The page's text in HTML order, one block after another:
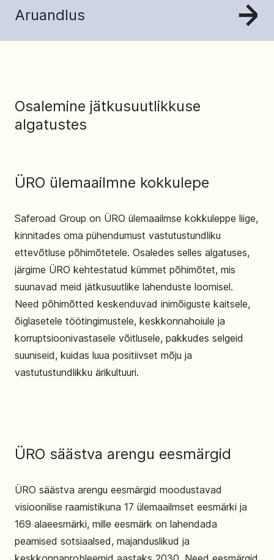
Aruandlus
Osalemine jätkusuutlikkuse
algatustes
ÜRO ülemaailmne kokkulepe
Saferoad Group on ÜRO ülemaailmse kokkuleppe liige,
kinnitades oma pühendumust vastutustundliku
ettevõtluse põhimõtetele. Osaledes selles algatuses,
järgime ÜRO kehtestatud kümmet põhimõtet, mis
suunavad meid jätkusuutlike lahenduste loomisel.
Need põhimõtted keskenduvad inimõiguste kaitsele,
õiglasetele töötingimustele, keskkonnahoiule ja
korruptsioonivastasele võitlusele, pakkudes selgeid
suuniseid, kuidas luua positiivset mõju ja
vastutustundlikku ärikultuuri.
ÜRO säästva arengu eesmärgid
ÜRO säästva arengu eesmärgid moodustavad
visioonilise raamistikuna 17 ülemaailmset eesmärki ja
169 alaeesmärki, mille eesmärk on lahendada
peamised sotsiaalsed, majanduslikud ja